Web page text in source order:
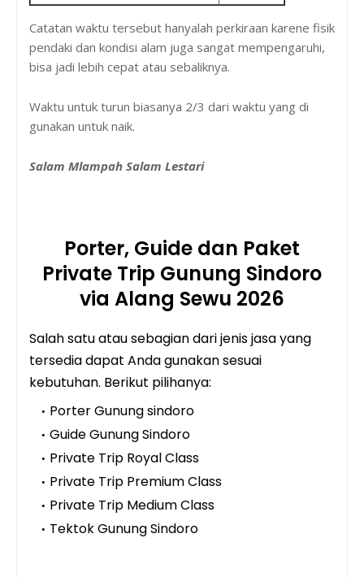
Catatan waktu tersebut hanyalah perkiraan karene fisik
pendaki dan kondisi alam juga sangat mempengaruhi,
bisa jadi lebih cepat atau sebaliknya.
Waktu untuk turun biasanya 2/3 dari waktu yang di
gunakan untuk naik.
Salam Mlampah Salam Lestari
Porter, Guide dan Paket
Private Trip Gunung Sindoro
via Alang Sewu 2026
Salah satu atau sebagian dari jenis jasa yang
tersedia dapat Anda gunakan sesuai
kebutuhan. Berikut pilihanya:
Porter Gunung sindoro
Guide Gunung Sindoro
Private Trip Royal Class
Private Trip Premium Class
Private Trip Medium Class
Tektok Gunung Sindoro